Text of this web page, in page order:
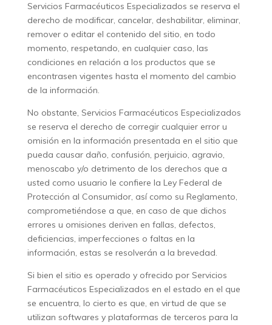
Servicios Farmacéuticos Especializados se reserva el
derecho de modificar, cancelar, deshabilitar, eliminar,
remover o editar el contenido del sitio, en todo
momento, respetando, en cualquier caso, las
condiciones en relación a los productos que se
encontrasen vigentes hasta el momento del cambio
de la información.
No obstante, Servicios Farmacéuticos Especializados
se reserva el derecho de corregir cualquier error u
omisión en la información presentada en el sitio que
pueda causar daño, confusión, perjuicio, agravio,
menoscabo y/o detrimento de los derechos que a
usted como usuario le confiere la Ley Federal de
Protección al Consumidor, así como su Reglamento,
comprometiéndose a que, en caso de que dichos
errores u omisiones deriven en fallas, defectos,
deficiencias, imperfecciones o faltas en la
información, estas se resolverán a la brevedad.
Si bien el sitio es operado y ofrecido por Servicios
Farmacéuticos Especializados en el estado en el que
se encuentra, lo cierto es que, en virtud de que se
utilizan softwares y plataformas de terceros para la